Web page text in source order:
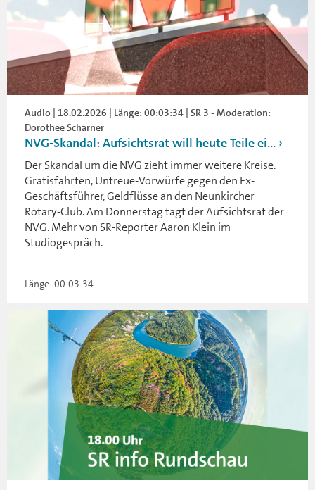
Audio | 18.02.2026 | Länge: 00:03:34 | SR 3 - Moderation:
Dorothee Scharner
NVG-Skandal: Aufsichtsrat will heute Teile ei...
Der Skandal um die NVG zieht immer weitere Kreise.
Gratisfahrten, Untreue-Vorwürfe gegen den Ex-
Geschäftsführer, Geldflüsse an den Neunkircher
Rotary-Club. Am Donnerstag tagt der Aufsichtsrat der
NVG. Mehr von SR-Reporter Aaron Klein im
Studiogespräch.
Länge: 00:03:34